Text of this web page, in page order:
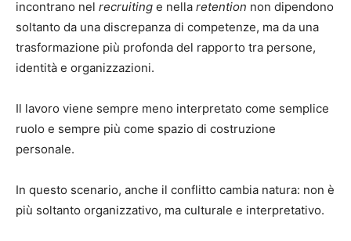
incontrano nel recruiting e nella retention non dipendono
soltanto da una discrepanza di competenze, ma da una
trasformazione più profonda del rapporto tra persone,
identità e organizzazioni.
Il lavoro viene sempre meno interpretato come semplice
ruolo e sempre più come spazio di costruzione
personale.
In questo scenario, anche il conflitto cambia natura: non è
più soltanto organizzativo, ma culturale e interpretativo.